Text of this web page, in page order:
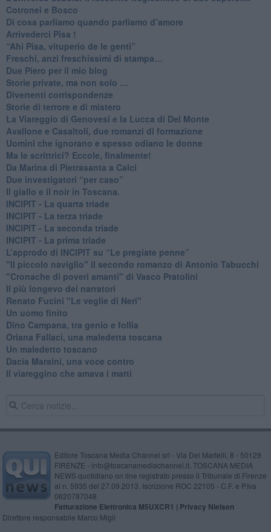
Cotronei e Bosco
Di cosa parliamo quando parliamo d’amore
Arrivederci Pisa !
​“Ahi Pisa, vituperio de le genti”
Freschi, anzi freschissimi di stampa…
​Due Piero per il mio blog
​Storie private, ma non solo …
Divertenti corrispondenze
Storie di terrore e di mistero
La Viareggio di Genovesi e la Lucca di Del Monte
Avallone e Casaltoli, due romanzi di formazione
​Uomini che ignorano e spesso odiano le donne
Ma le scrittrici? Eccole, finalmente!
Da Marina di Pietrasanta a Calci
​Due investigatori “per caso”
​Il giallo e il noir in Toscana.
INCIPIT - La quarta triade
INCIPIT - La terza triade
INCIPIT - La seconda triade
INCIPIT - La prima triade
L’approdo di INCIPIT su “Le pregiate penne”
​"Il piccolo naviglio" il secondo romanzo di Antonio Tabucchi
​"Cronache di poveri amanti" di Vasco Pratolini
​Il più longevo dei narratori
Renato Fucini "Le veglie di Neri"
Un uomo finito
​Dino Campana, tra genio e follia
​Oriana Fallaci, una maledetta toscana
​Un maledetto toscano
​Dacia Maraini, una voce contro
​Il viareggino che amava i matti
Editore Toscana Media Channel srl - Via Dei Martelli, 8 - 50129
FIRENZE - info@toscanamediachannel.it. TOSCANA MEDIA
NEWS quotidiano on line registrato presso il Tribunale di Firenze
al n. 5935 del 27.09.2013. Iscrizione ROC 22105 - C.F. e P.Iva
0620787048
Fatturazione Elettronica M5UXCR1 | Privacy Nielsen
Direttore responsabile Marco Migli